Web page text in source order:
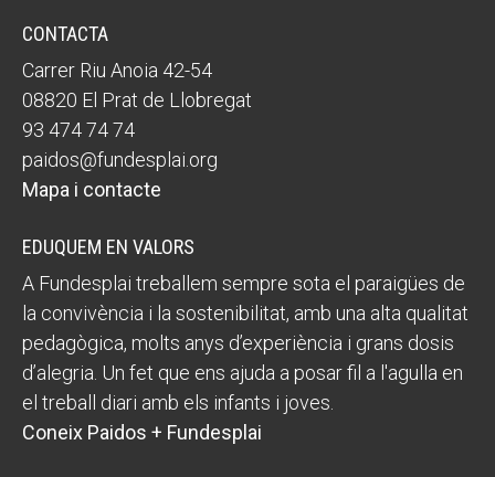
CONTACTA
Carrer Riu Anoia 42-54
08820 El Prat de Llobregat
93 474 74 74
paidos@fundesplai.org
Mapa i contacte
EDUQUEM EN VALORS
A Fundesplai treballem sempre sota el paraigües de
la convivència i la sostenibilitat, amb una alta qualitat
pedagògica, molts anys d’experiència i grans dosis
d’alegria. Un fet que ens ajuda a posar fil a l'agulla en
el treball diari amb els infants i joves.
Coneix Paidos + Fundesplai